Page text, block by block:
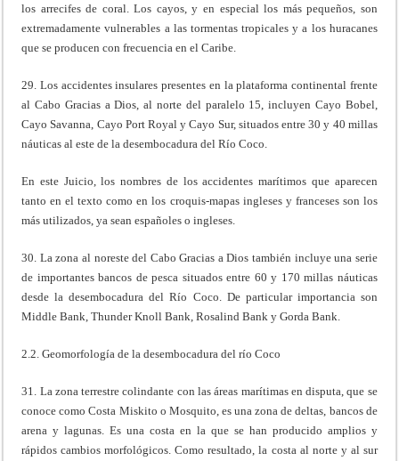
los arrecifes de coral. Los cayos, y en especial los más pequeños, son
extremadamente vulnerables a las tormentas tropicales y a los huracanes
que se producen con frecuencia en el Caribe.
29. Los accidentes insulares presentes en la plataforma continental frente
al Cabo Gracias a Dios, al norte del paralelo 15, incluyen Cayo Bobel,
Cayo Savanna, Cayo Port Royal y Cayo Sur, situados entre 30 y 40 millas
náuticas al este de la desembocadura del Río Coco.
En este Juicio, los nombres de los accidentes marítimos que aparecen
tanto en el texto como en los croquis-mapas ingleses y franceses son los
más utilizados, ya sean españoles o ingleses.
30. La zona al noreste del Cabo Gracias a Dios también incluye una serie
de importantes bancos de pesca situados entre 60 y 170 millas náuticas
desde la desembocadura del Río Coco. De particular importancia son
Middle Bank, Thunder Knoll Bank, Rosalind Bank y Gorda Bank.
2.2. Geomorfología de la desembocadura del río Coco
31. La zona terrestre colindante con las áreas marítimas en disputa, que se
conoce como Costa Miskito o Mosquito, es una zona de deltas, bancos de
arena y lagunas. Es una costa en la que se han producido amplios y
rápidos cambios morfológicos. Como resultado, la costa al norte y al sur